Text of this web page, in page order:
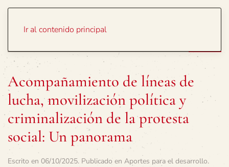
Ir al contenido principal
Acompañamiento de líneas de
lucha, movilización política y
criminalización de la protesta
social: Un panorama
Escrito en 06/10/2025. Publicado en Aportes para el desarrollo.